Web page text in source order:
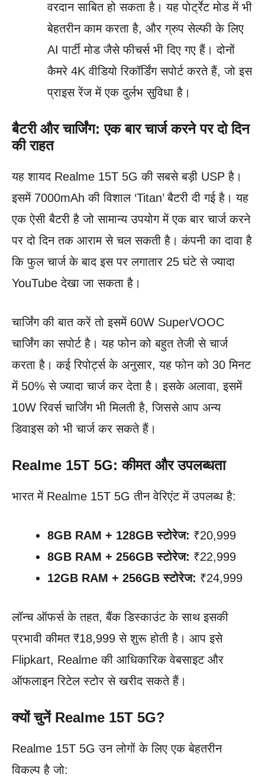
वरदान साबित हो सकता है। यह पोर्ट्रेट मोड में भी
बेहतरीन काम करता है, और ग्रुप सेल्फी के लिए
AI पार्टी मोड जैसे फीचर्स भी दिए गए हैं। दोनों
कैमरे 4K वीडियो रिकॉर्डिंग सपोर्ट करते हैं, जो इस
प्राइस रेंज में एक दुर्लभ सुविधा है।
बैटरी और चार्जिंग: एक बार चार्ज करने पर दो दिन
की राहत
यह शायद Realme 15T 5G की सबसे बड़ी USP है।
इसमें 7000mAh की विशाल ‘Titan’ बैटरी दी गई है। यह
एक ऐसी बैटरी है जो सामान्य उपयोग में एक बार चार्ज करने
पर दो दिन तक आराम से चल सकती है। कंपनी का दावा है
कि फुल चार्ज के बाद इस पर लगातार 25 घंटे से ज्यादा
YouTube देखा जा सकता है।
चार्जिंग की बात करें तो इसमें 60W SuperVOOC
चार्जिंग का सपोर्ट है। यह फोन को बहुत तेजी से चार्ज
करता है। कई रिपोर्ट्स के अनुसार, यह फोन को 30 मिनट
में 50% से ज्यादा चार्ज कर देता है। इसके अलावा, इसमें
10W रिवर्स चार्जिंग भी मिलती है, जिससे आप अन्य
डिवाइस को भी चार्ज कर सकते हैं।
Realme 15T 5G: कीमत और उपलब्धता
भारत में Realme 15T 5G तीन वेरिएंट में उपलब्ध है:
8GB RAM + 128GB स्टोरेज: ₹20,999
8GB RAM + 256GB स्टोरेज: ₹22,999
12GB RAM + 256GB स्टोरेज: ₹24,999
लॉन्च ऑफर्स के तहत, बैंक डिस्काउंट के साथ इसकी
प्रभावी कीमत ₹18,999 से शुरू होती है। आप इसे
Flipkart, Realme की आधिकारिक वेबसाइट और
ऑफलाइन रिटेल स्टोर से खरीद सकते हैं।
क्यों चुनें Realme 15T 5G?
Realme 15T 5G उन लोगों के लिए एक बेहतरीन
विकल्प है जो: